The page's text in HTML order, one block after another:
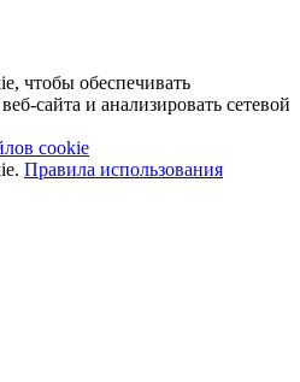
чтобы обеспечивать
сайта и анализировать сетевой
cookie
Правила использования